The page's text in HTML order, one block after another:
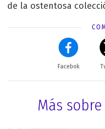
de la ostentosa
Facebok
Más